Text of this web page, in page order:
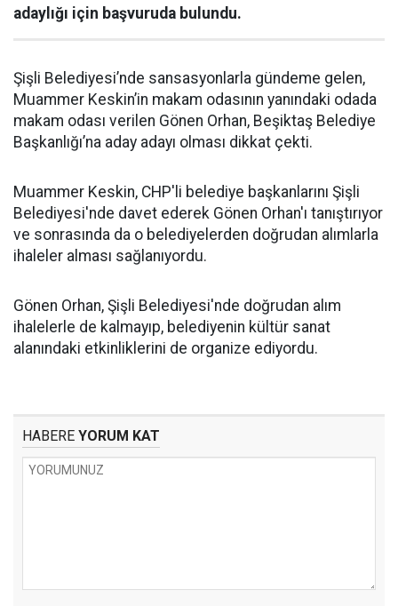
adaylığı için başvuruda bulundu.
Şişli Belediyesi’nde sansasyonlarla gündeme gelen,
Muammer Keskin’in makam odasının yanındaki odada
makam odası verilen Gönen Orhan, Beşiktaş Belediye
Başkanlığı’na aday adayı olması dikkat çekti.
Muammer Keskin, CHP'li belediye başkanlarını Şişli
Belediyesi'nde davet ederek Gönen Orhan'ı tanıştırıyor
ve sonrasında da o belediyelerden doğrudan alımlarla
ihaleler alması sağlanıyordu.
Gönen Orhan, Şişli Belediyesi'nde doğrudan alım
ihalelerle de kalmayıp, belediyenin kültür sanat
alanındaki etkinliklerini de organize ediyordu.
HABERE YORUM KAT